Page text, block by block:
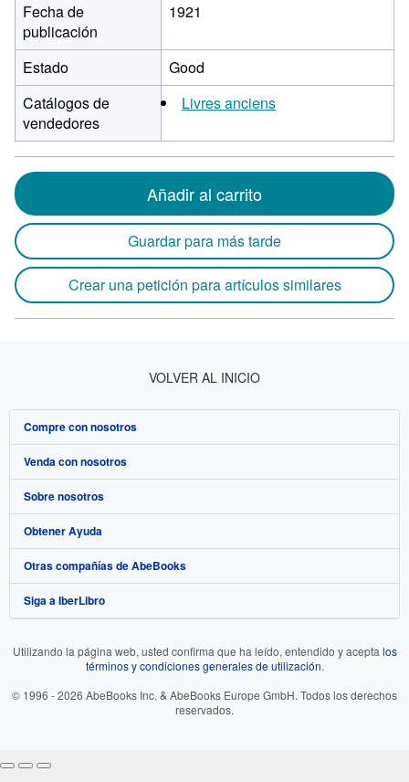
Fecha de
publicación
1921
Estado
Good
Catálogos de
vendedores
Livres anciens
Añadir al carrito
Guardar para más tarde
Crear una petición para artículos similares
VOLVER AL INICIO
Compre con nosotros
Búsqueda avanzada
Colecciones
Mi cuenta
Mis pedidos
Ver carrito
Venda con nosotros
Comenzar a vender
Únase a nuestro programa de afiliados
Recomiende un vendedor
Sobre nosotros
Sobre IberLibro
Medios
Empleo
Preferencias de cookies
Aviso de cookies
Obtener Ayuda
Preguntas frecuentes y guías
Atención al Cliente
Otras compañías de AbeBooks
AbeBooks.com
AbeBooks.de
AbeBooks.fr
Siga a IberLibro
Utilizando la página web, usted confirma que ha leído, entendido y acepta los
términos y condiciones generales de utilización.
© 1996 - 2026 AbeBooks Inc. & AbeBooks Europe GmbH. Todos los derechos
reservados.